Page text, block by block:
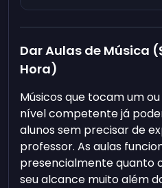
Dar Aulas de Música (
Hora)
Músicos que tocam um
nível competente já
alunos sem precisar de
professor. As aulas
presencialmente quanto
seu alcance muito além